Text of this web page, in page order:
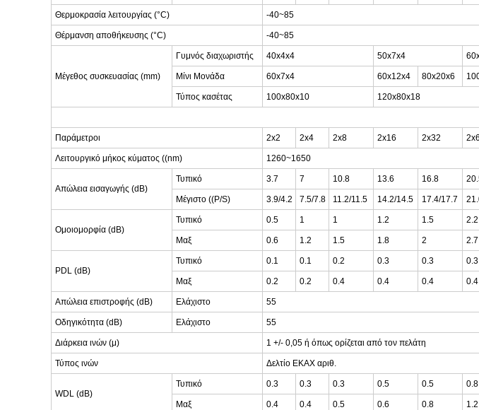
Θερμοκρασία λειτουργίας (°C) -40~85
Θέρμανση αποθήκευσης (°C) -40~85
Μέγεθος συσκευασίας (mm)
Γυμνός διαχωριστής 40x4x4 50x7x4
Μίνι Μονάδα 60x7x4 60x12x4 80x20x6
Τύπος κασέτας 100x80x10 120x80x18
Παράμετροι 2x2 2x4 2x8 2x16 2x32
Λειτουργικό μήκος κύματος ((nm) 1260~1650
Απώλεια εισαγωγής (dB)
Τυπικό 3.7 7 10.8 13.6 16.8
Μέγιστο ((P/S) 3.9/4.2 7.5/7.8 11.2/11.5 14.2/14.5 17.4/17.7
Ομοιομορφία (dB)
Τυπικό 0.5 1 1 1.2 1.5 2.2
Μαξ 0.6 1.2 1.5 1.8 2 2.7
PDL (dB)
Τυπικό 0.1 0.1 0.2 0.3 0.3 0.3
Μαξ 0.2 0.2 0.4 0.4 0.4 0.4
Απώλεια επιστροφής (dB) Ελάχιστο 55
Οδηγικότητα (dB) Ελάχιστο 55
Διάρκεια ινών (μ) 1 +/- 0,05 ή όπως ορίζεται από τον πελάτη
Τύπος ινών Δελτίο ΕΚΑΧ αριθ.
WDL (dB)
Τυπικό 0.3 0.3 0.3 0.5 0.5 0.8
Μαξ 0.4 0.4 0.5 0.6 0.8 1.2